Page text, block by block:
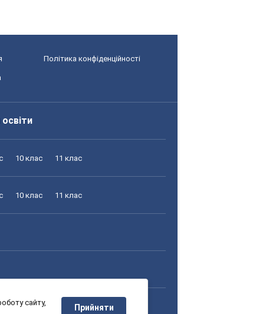
Політика конфіденційності
10 клас 11 клас
10 клас 11 клас
10 клас 11 клас
сайту,
Прийняти